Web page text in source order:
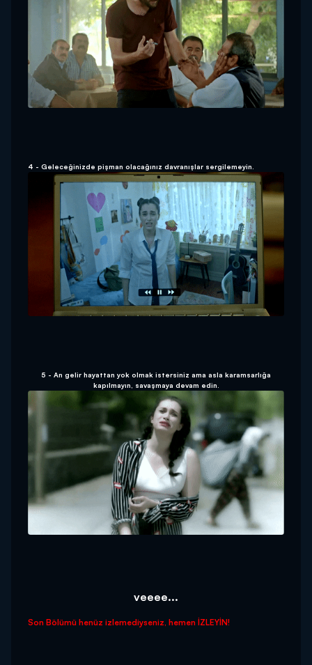
4 - Geleceğinizde pişman olacağınız davranışlar sergilemeyin.
5 - An gelir hayattan yok olmak istersiniz ama asla karamsarlığa
kapılmayın, savaşmaya devam edin.
veeee...
Son Bölümü henüz izlemediyseniz, hemen İZLEYİN!